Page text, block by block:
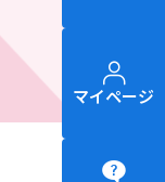
マイページ